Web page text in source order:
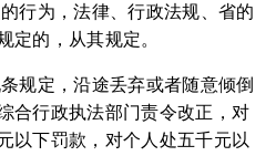
行为，法律、行政法规、省的
定的，从其规定。
规定，沿途丢弃或者随意倾倒
合行政执法部门责令改正，对
以下罚款，对个人处五千元以